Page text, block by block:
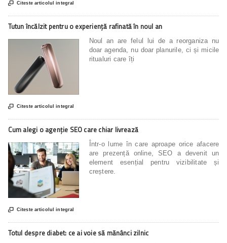
 Citeste articolul integral
Tutun încălzit pentru o experiență rafinată în noul an
Noul an are felul lui de a reorganiza nu
doar agenda, nu doar planurile, ci și micile
ritualuri care îți
 Citeste articolul integral
Cum alegi o agenție SEO care chiar livrează
Într-o lume în care aproape orice afacere
are prezență online, SEO a devenit un
element esențial pentru vizibilitate și
creștere.
 Citeste articolul integral
Totul despre diabet: ce ai voie să mănânci zilnic